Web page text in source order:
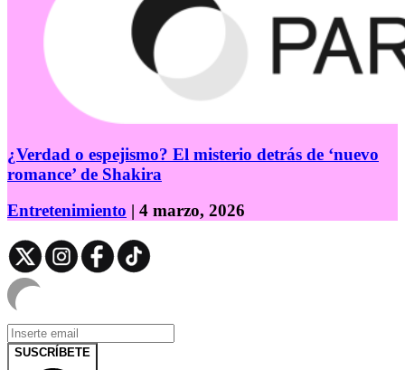
¿Verdad o espejismo? El misterio detrás de ‘nuevo
romance’ de Shakira
Entretenimiento | 4 marzo, 2026
SUSCRÍBETE